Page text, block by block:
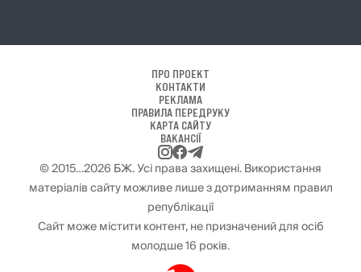
ПРО ПРОЕКТ
КОНТАКТИ
РЕКЛАМА
ПРАВИЛА ПЕРЕДРУКУ
КАРТА САЙТУ
ВАКАНСІЇ
© 2015…2026 БЖ. Усі права захищені. Використання
матеріалів сайту можливе лише з дотриманням правил
републікації
Сайт може містити контент, не призначений для осіб
молодше 16 років.